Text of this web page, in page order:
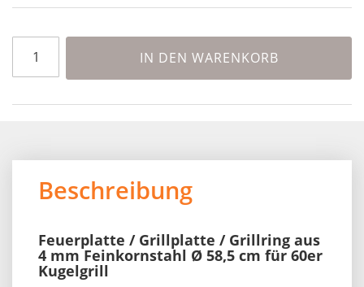
IN DEN WARENKORB
Beschreibung
Feuerplatte / Grillplatte / Grillring aus
4 mm Feinkornstahl Ø 58,5 cm für 60er
Kugelgrill